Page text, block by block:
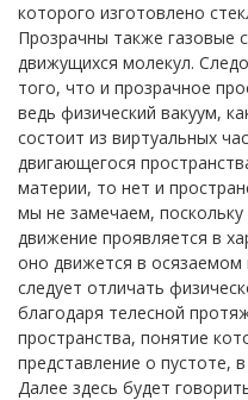
которого изготовлено
Прозрачны также газовые
движущихся молекул.
того, что и прозрачное
ведь физический вакуум,
состоит из виртуальных
двигающегося
материи, то нет и
мы не замечаем,
движение проявляется в
оно движется в
следует отличать
благодаря телесной
пространства, понятие
представление о пустоте,
Далее здесь будет